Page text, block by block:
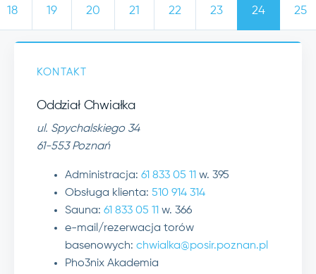
18 19 20 21 22 23 24 25
KONTAKT
Oddział Chwiałka
ul. Spychalskiego 34
61-553 Poznań
Administracja: 61 833 05 11 w. 395
Obsługa klienta: 510 914 314
Sauna: 61 833 05 11 w. 366
e-mail/rezerwacja torów
basenowych: chwialka@posir.poznan.pl
Pho3nix Akademia